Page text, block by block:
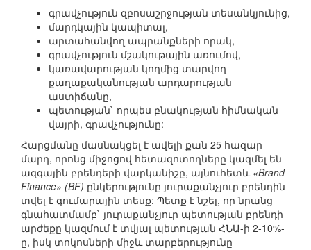
գրավչություն զբոսաշրջության տեսանկյունից,
մարդկային կապիտալ,
արտահանվող ապրանքների որակ,
գրավչություն մշակութային առումով,
կառավարության կողմից տարվող
քաղաքականության արդարության
աստիճանը,
պետության` որպես բնակության հիմնական
վայրի, գրավչությունը:
Հարցմանը մասնակցել է ավելի քան 25 հազար
մարդ, որոնց միջոցով հետազոտողները կազմել են
ազգային բրենդերի վարկանիշը, այնուհետև «Brand
Finance» (BF) ընկերությունը յուրաքանչյուր բրենդին
տվել է գումարային տեսք: Պետք է նշել, որ նրանց
գնահատմամբ` յուրաքանչյուր պետության բրենդի
արժեքը կազմում է տվյալ պետության ՀՆԱ-ի 2-10%-
ը, իսկ տոկոսների միջև տարբերությունը